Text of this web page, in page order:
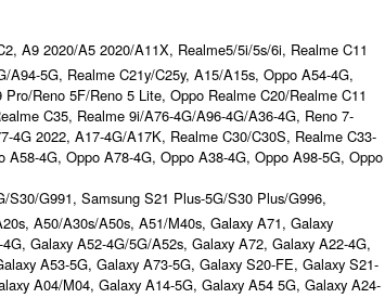
A9 2020/A5 2020/A11X, Realme5/5i/5s/6i, Realme C11
5G, Realme C21y/C25y, A15/A15s, Oppo A54-4G,
Reno 5F/Reno 5 Lite, Oppo Realme C20/Realme C11
C35, Realme 9i/A76-4G/A96-4G/A36-4G, Reno 7-
4G 2022, A17-4G/A17K, Realme C30/C30S, Realme C33-
4G, Oppo A78-4G, Oppo A38-4G, Oppo A98-5G, Oppo
G991, Samsung S21 Plus-5G/S30 Plus/G996,
A50/A30s/A50s, A51/M40s, Galaxy A71, Galaxy
Galaxy A52-4G/5G/A52s, Galaxy A72, Galaxy A22-4G,
A53-5G, Galaxy A73-5G, Galaxy S20-FE, Galaxy S21-
A04/M04, Galaxy A14-5G, Galaxy A54 5G, Galaxy A24-